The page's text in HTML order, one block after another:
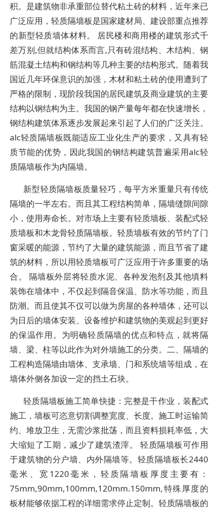
积。是建筑物非承重部位替代粘土砖的材料，近年来已
广泛应用，轻质隔墙板是国家建材局、建设部重点推荐
的新型轻质墙体材料。 居民楼和商用楼的建筑形式千
差万别,但就结构体系而言,只有砖混结构、木结构、钢
筋混凝土结构和钢结构等几种主要的结构形式。随着我
国近几年环保意识的加强，木材和粘土砖的使用遭到了
严格的限制，现阶段我国的居民建筑及商业建筑的主要
结构以钢结构为主。我国的钢产量每年都在快速增长，
钢结构建筑体系逐步发展起来引起了人们的广泛关注。
alc轻质隔墙板既能适应工业化生产的要求，又具有轻
质节能的优势，因此我国的钢结构建筑普遍采用alc轻
质隔墙板作为内隔墙。
新型轻质隔墙板质量轻巧，每平方米重量只有传统
隔墙的一半左右。而且其工程结构简单，隔墙缝隙间隙
小，使用寿命长。对市场上主要有轻质墙板、装配式轻
质墙板和木龙骨轻质隔墙板。轻质墙板有效的节约了门
窗采暖的能源，节约了大量的建筑能源，而且节省了建
筑的材料，所以用轻质墙板可广泛应用于许多重要的场
合。 隔墙板外层将轻质水泥、各种发泡剂及其他填料
装饰在墙体中，不仅起到隔音保温、防水等功能，而且
防潮。而且使其不仅可以做为房屋的各种墙体，还可以
为日后的墙体安装、设备维护和建筑物的美观起到更好
的保温作用。为明确轻质隔墙的优点和特点，就将隔
墙、梁、柱等以此作为对外墙施工的分类。二、隔墙的
工程构造隔墙由墙体、支承墙、门和系统墙等组成，在
墙体外侧各加设一定的挡土石块。
轻质隔墙板施工简单快捷：完整是干作业，装配式
施工，墙板可恣意切割调整宽度、长度。施工时运输简
约、堆放卫生，无需沙浆批荡，而且资料损耗率低，大
大缩短了工期，减少了建筑渣滓。 轻质隔墙板可作用
于建筑物的分户墙、内外隔墙等。轻质隔墙板长2440
毫米、宽1220毫米，轻质隔墙板厚度主要有：
75mm,90mm,100mm,120mm.150mm,特殊厚度的
板材能够依据工程的详细需求停止定制。轻质隔墙板的